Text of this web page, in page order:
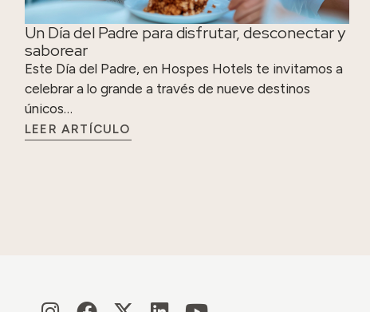
Un Día del Padre para disfrutar, desconectar y
saborear
Este Día del Padre, en Hospes Hotels te invitamos a
celebrar a lo grande a través de nueve destinos
únicos…
LEER ARTÍCULO